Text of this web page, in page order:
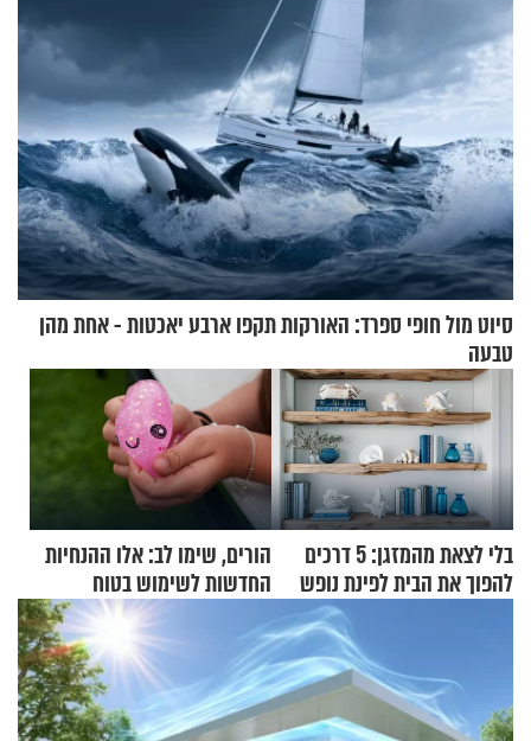
סיוט מול חופי ספרד: האורקות תקפו ארבע יאכטות - אחת מהן
טבעה
בלי לצאת מהמזגן: 5 דרכים
להפוך את הבית לפינת נופש
הורים, שימו לב: אלו ההנחיות
החדשות לשימוש בטוח
בסקווישי לאחר מקרי אשפוז